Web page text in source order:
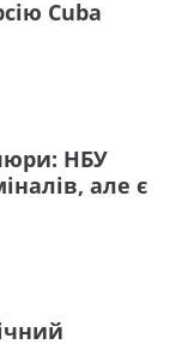
Cuba
НБУ
але є